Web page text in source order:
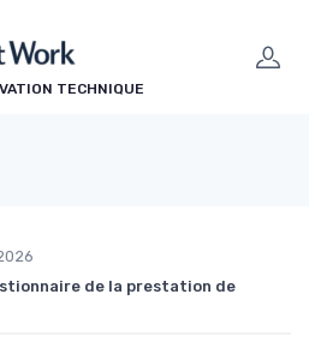
TECHNIQUE
de la prestation de